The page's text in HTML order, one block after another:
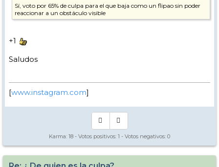
Sí, voto por 65% de culpa para el que baja como un flipao sin poder
reaccionar a un obstáculo visible
+1
Saludos
[www.instagram.com]
Karma: 18 - Votos positivos: 1 - Votos negativos: 0